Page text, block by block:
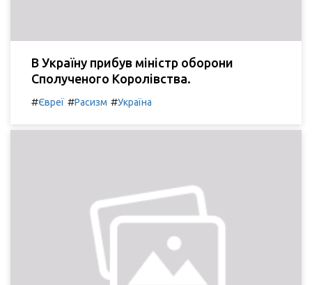
В Україну прибув міністр оборони
Сполученого Королівства.
#Євреї #Расизм #Україна